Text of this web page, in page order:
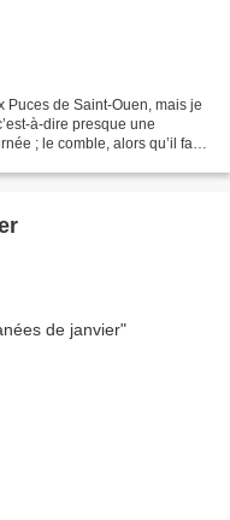
Puces de Saint-Ouen, mais je
à-dire presque une
; le comble, alors qu’il faut